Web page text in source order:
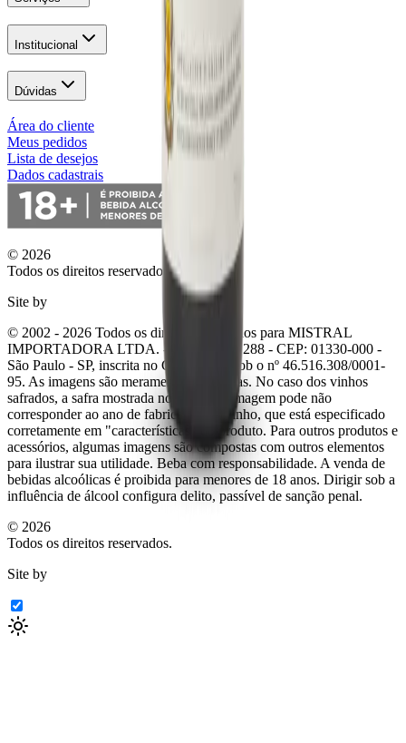
Institucional
Dúvidas
Área do cliente
Meus pedidos
Lista de desejos
Dados cadastrais
© 2026
Todos os direitos reservados.
Site by
© 2002 - 2026 Todos os direitos reservados para MISTRAL
IMPORTADORA LTDA. - Rua Rocha, 288 - CEP: 01330-000 -
São Paulo - SP, inscrita no C.N.P.J/MF sob o nº 46.516.308/0001-
95. As imagens são meramente ilustrativas. No caso dos vinhos
safrados, a safra mostrada no rótulo da imagem pode não
corresponder ao ano de fabricação do vinho, que está especificado
corretamente em "características"
do produto. Para outros produtos e
acessórios, algumas imagens são compostas com outros elementos
para ilustrar sua utilidade. Beba com responsabilidade. A venda de
bebidas alcoólicas é proibida para menores de 18 anos. Dirigir sob a
influência de álcool configura delito, passível de sanção penal.
© 2026
Todos os direitos reservados.
Site by